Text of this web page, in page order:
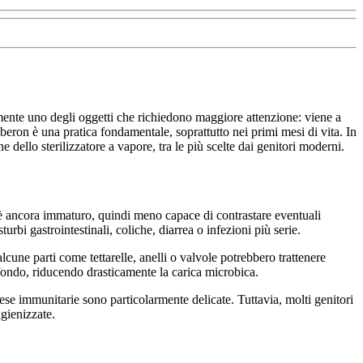
uno degli oggetti che richiedono maggiore attenzione: viene a
è una pratica fondamentale, soprattutto nei primi mesi di vita. In
dello sterilizzatore a vapore, tra le più scelte dai genitori moderni.
immaturo, quindi meno capace di contrastare eventuali
gastrointestinali, coliche, diarrea o infezioni più serie.
parti come tettarelle, anelli o valvole potrebbero trattenere
riducendo drasticamente la carica microbica.
immunitarie sono particolarmente delicate. Tuttavia, molti genitori